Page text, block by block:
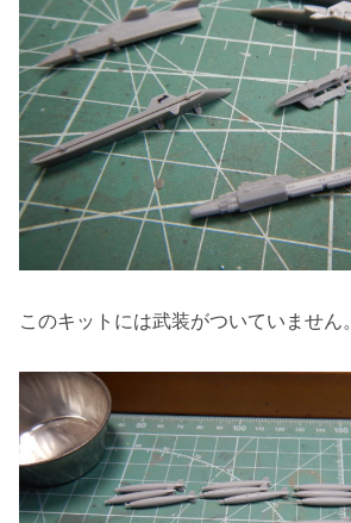
このキットには武装がついていません。